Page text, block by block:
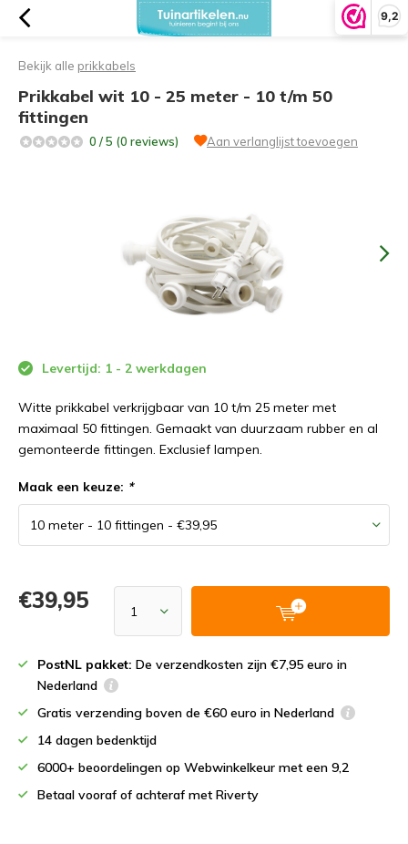
9,2
Bekijk alle prikkabels
Prikkabel wit 10 - 25 meter - 10 t/m 50
fittingen
0 / 5 (0 reviews) Aan verlanglijst toevoegen
Levertijd: 1 - 2 werkdagen
Witte prikkabel verkrijgbaar van 10 t/m 25 meter met
maximaal 50 fittingen. Gemaakt van duurzaam rubber en al
gemonteerde fittingen. Exclusief lampen.
Maak een keuze: *
€39,95
PostNL pakket: De verzendkosten zijn €7,95 euro in
Nederland
Gratis verzending boven de €60 euro in Nederland
14 dagen bedenktijd
6000+ beoordelingen op Webwinkelkeur met een 9,2
Betaal vooraf of achteraf met Riverty